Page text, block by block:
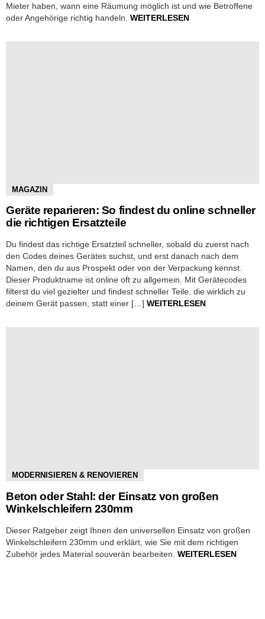
Mieter haben, wann eine Räumung möglich ist und wie Betroffene
oder Angehörige richtig handeln. WEITERLESEN
MAGAZIN
Geräte reparieren: So findest du online schneller
die richtigen Ersatzteile
Du findest das richtige Ersatzteil schneller, sobald du zuerst nach
den Codes deines Gerätes suchst, und erst danach nach dem
Namen, den du aus Prospekt oder von der Verpackung kennst.
Dieser Produktname ist online oft zu allgemein. Mit Gerätecodes
filterst du viel gezielter und findest schneller Teile, die wirklich zu
deinem Gerät passen, statt einer […] WEITERLESEN
MODERNISIEREN & RENOVIEREN
Beton oder Stahl: der Einsatz von großen
Winkelschleifern 230mm
Dieser Ratgeber zeigt Ihnen den universellen Einsatz von großen
Winkelschleifern 230mm und erklärt, wie Sie mit dem richtigen
Zubehör jedes Material souverän bearbeiten. WEITERLESEN